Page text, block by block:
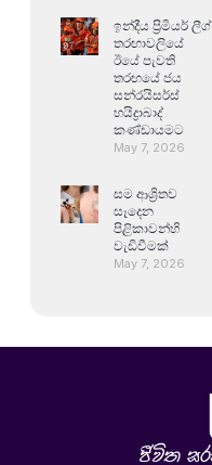
ඉන්දීය ප්‍රිමියර් ලීග්
තරඟාවලියේ
ඊයේ පැවති
තරඟයේ ජය
සන්රයිසර්ස්
හයිද්‍රාබාද්
කණ්ඩායමට
May 7, 2026
සම ආශ්‍රිතව
සෑදෙන
පිළිකාවන්හි
වැඩිවීමක්
May 7, 2026